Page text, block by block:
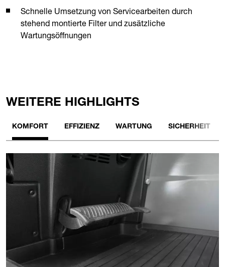
Schnelle Umsetzung von Servicearbeiten durch
stehend montierte Filter und zusätzliche
Wartungsöffnungen
WEITERE HIGHLIGHTS
KOMFORT EFFIZIENZ WARTUNG SICHERHEIT